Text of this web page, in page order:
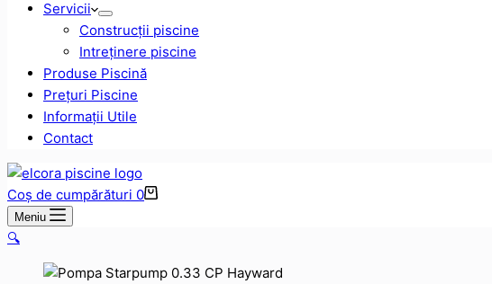
Servicii
Construcții piscine
Intreținere piscine
Produse Piscină
Prețuri Piscine
Informații Utile
Contact
Coș de cumpărături 0
Meniu
🔍